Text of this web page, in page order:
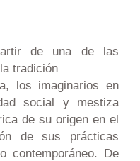
de una de las
tradición
los imaginarios en
social y mestiza
de su origen en el
de sus prácticas
contemporáneo. De